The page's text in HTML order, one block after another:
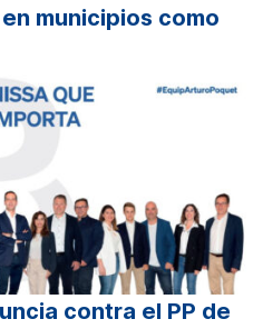
municipios como
contra el PP de